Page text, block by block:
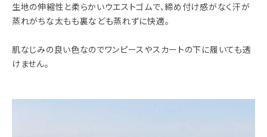
生地の伸縮性と柔らかいウエストゴムで、締め付け感がなく汗が
蒸れがちな太もも裏なども蒸れずに快適。
肌なじみの良い色なのでワンピースやスカートの下に履いても透
けません。